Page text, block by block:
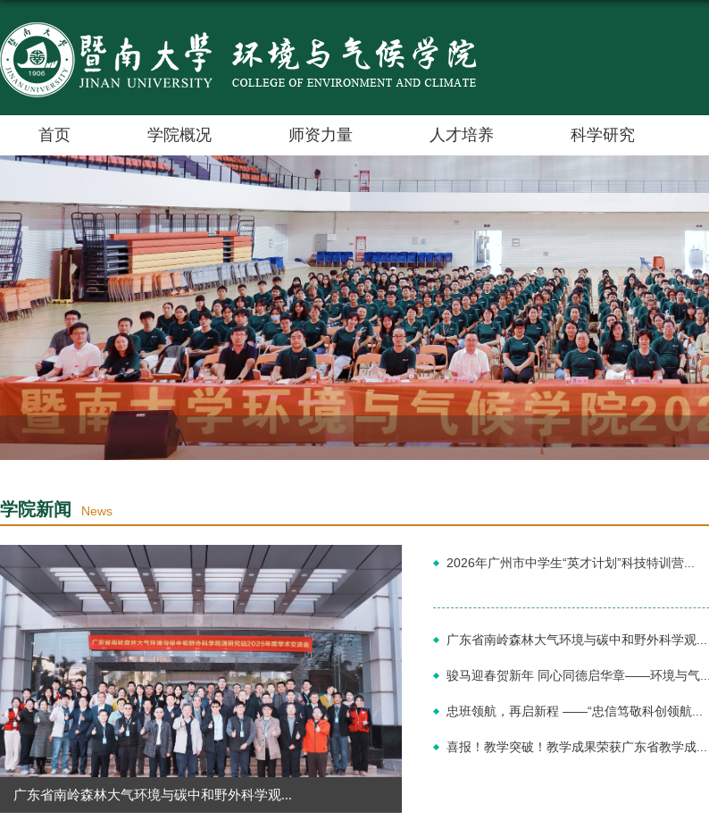
首页 学院概况 师资力量 人才培养 科学研究
学院新闻 News
广东省南岭森林大气环境与碳中和野外科学观...
2026年广州市中学生“英才计划”科技特训营...
广东省南岭森林大气环境与碳中和野外科学观...
骏马迎春贺新年 同心同德启华章——环境与气...
忠班领航，再启新程 ——“忠信笃敬科创领航...
喜报！教学突破！教学成果荣获广东省教学成...